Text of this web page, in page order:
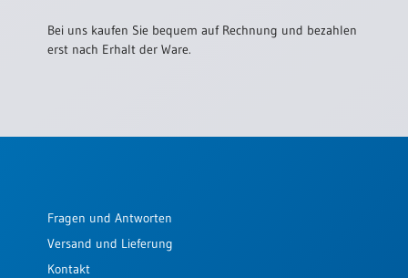
Bei uns kaufen Sie bequem auf Rechnung und bezahlen
erst nach Erhalt der Ware.
Fragen und Antworten
Versand und Lieferung
Kontakt